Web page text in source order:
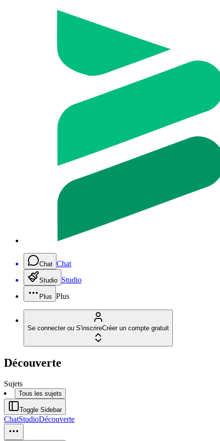
Chat Chat
Studio Studio
Plus Plus
Se connecter ou S'inscrireCréer un compte gratuit
Découverte
Sujets
Tous les sujets
Toggle Sidebar
ChatStudioDécouverte